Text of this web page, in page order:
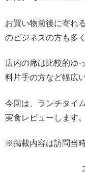
お買い物前後に寄れ
のビジネスの方も多
店内の席は比較的ゆ
料片手の方など幅広
今回は、ランチタイ
実食レビューします。
※掲載内容は訪問当